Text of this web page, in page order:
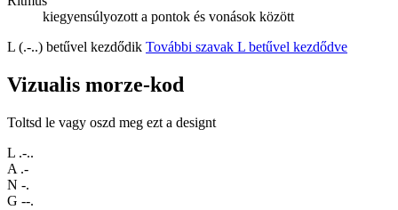
kiegyensúlyozott a pontok és vonások között
L (.-..) betűvel kezdődik További szavak L betűvel kezdődve
Vizualis morze-kod
Toltsd le vagy oszd meg ezt a designt
L .-..
A .-
N -.
G --.